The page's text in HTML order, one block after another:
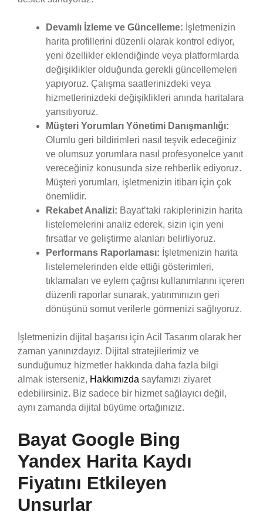
Devamlı İzleme ve Güncelleme: İşletmenizin
harita profillerini düzenli olarak kontrol ediyor,
yeni özellikler eklendiğinde veya platformlarda
değişiklikler olduğunda gerekli güncellemeleri
yapıyoruz. Çalışma saatlerinizdeki veya
hizmetlerinizdeki değişiklikleri anında haritalara
yansıtıyoruz.
Müşteri Yorumları Yönetimi Danışmanlığı:
Olumlu geri bildirimleri nasıl teşvik edeceğiniz
ve olumsuz yorumlara nasıl profesyonelce yanıt
vereceğiniz konusunda size rehberlik ediyoruz.
Müşteri yorumları, işletmenizin itibarı için çok
önemlidir.
Rekabet Analizi: Bayat’taki rakiplerinizin harita
listelemelerini analiz ederek, sizin için yeni
fırsatlar ve geliştirme alanları belirliyoruz.
Performans Raporlaması: İşletmenizin harita
listelemelerinden elde ettiği gösterimleri,
tıklamaları ve eylem çağrısı kullanımlarını içeren
düzenli raporlar sunarak, yatırımınızın geri
dönüşünü somut verilerle görmenizi sağlıyoruz.
İşletmenizin dijital başarısı için Acil Tasarım olarak her
zaman yanınızdayız. Dijital stratejilerimiz ve
sunduğumuz hizmetler hakkında daha fazla bilgi
almak isterseniz, Hakkımızda sayfamızı ziyaret
edebilirsiniz. Biz sadece bir hizmet sağlayıcı değil,
aynı zamanda dijital büyüme ortağınızız.
Bayat Google Bing
Yandex Harita Kaydı
Fiyatını Etkileyen
Unsurlar